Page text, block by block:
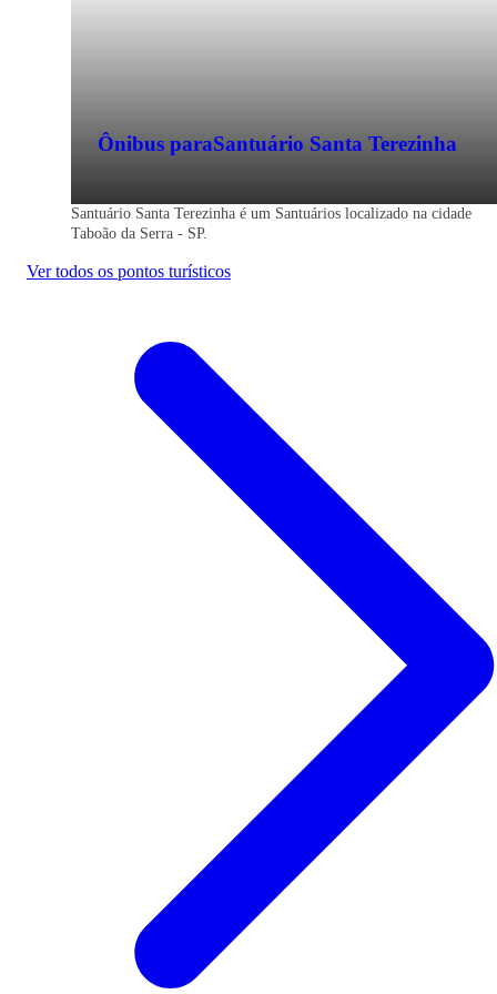
Ônibus paraSantuário Santa Terezinha
Santuário Santa Terezinha é um Santuários localizado na cidade
Taboão da Serra - SP.
Ver todos os pontos turísticos